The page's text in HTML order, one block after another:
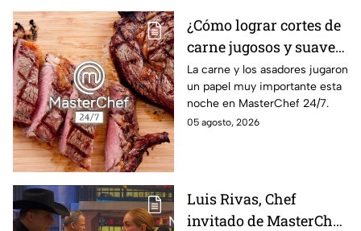
¿Cómo lograr cortes de
carne jugosos y suaves
al estilo MasterChef
24/7?
La carne y los asadores jugaron
un papel muy importante esta
noche en MasterChef 24/7.
05 agosto, 2026
Luis Rivas, Chef
invitado de MasterChef